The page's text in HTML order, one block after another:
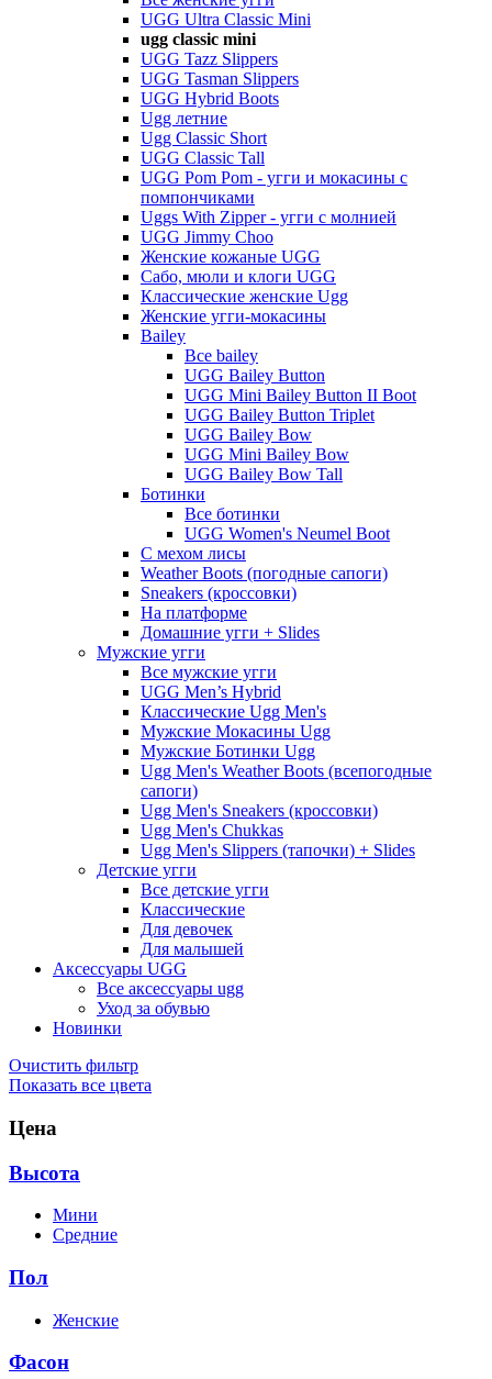
UGG Ultra Classic Mini
ugg classic mini
UGG Tazz Slippers
UGG Tasman Slippers
UGG Hybrid Boots
Ugg летние
Ugg Classic Short
UGG Classic Tall
UGG Pom Pom - угги и мокасины с
помпончиками
Uggs With Zipper - угги с молнией
UGG Jimmy Choo
Женские кожаные UGG
Сабо, мюли и клоги UGG
Классические женские Ugg
Женские угги-мокасины
Bailey
Все bailey
UGG Bailey Button
UGG Mini Bailey Button II Boot
UGG Bailey Button Triplet
UGG Bailey Bow
UGG Mini Bailey Bow
UGG Bailey Bow Tall
Ботинки
Все ботинки
UGG Women's Neumel Boot
С мехом лисы
Weather Boots (погодные сапоги)
Sneakers (кроссовки)
На платформе
Домашние угги + Slides
Мужские угги
Все мужские угги
UGG Men’s Hybrid
Классические Ugg Men's
Мужские Мокасины Ugg
Мужские Ботинки Ugg
Ugg Men's Weather Boots (всепогодные
сапоги)
Ugg Men's Sneakers (кроссовки)
Ugg Men's Chukkas
Ugg Men's Slippers (тапочки) + Slides
Детские угги
Все детские угги
Классические
Для девочек
Для малышей
Аксессуары UGG
Все аксессуары ugg
Уход за обувью
Новинки
Очистить фильтр
Показать все цвета
Цена
Высота
Мини
Средние
Пол
Женские
Фасон